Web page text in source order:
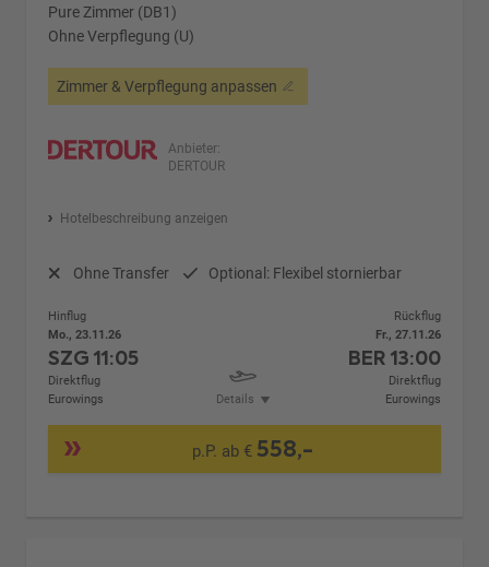
Pure Zimmer (DB1)
Ohne Verpflegung (U)
Zimmer & Verpflegung anpassen
Anbieter:
DERTOUR
Hotelbeschreibung anzeigen
Ohne Transfer Optional: Flexibel stornierbar
Hinflug
Mo., 23.11.26
SZG11:05
Direktflug
Eurowings
Details
Rückflug
Fr., 27.11.26
BER 13:00
Direktflug
Eurowings
p.P. ab € 558,-